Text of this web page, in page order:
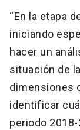
“En la etapa
iniciando
hacer un
situación de
dimensiones
identificar
periodo